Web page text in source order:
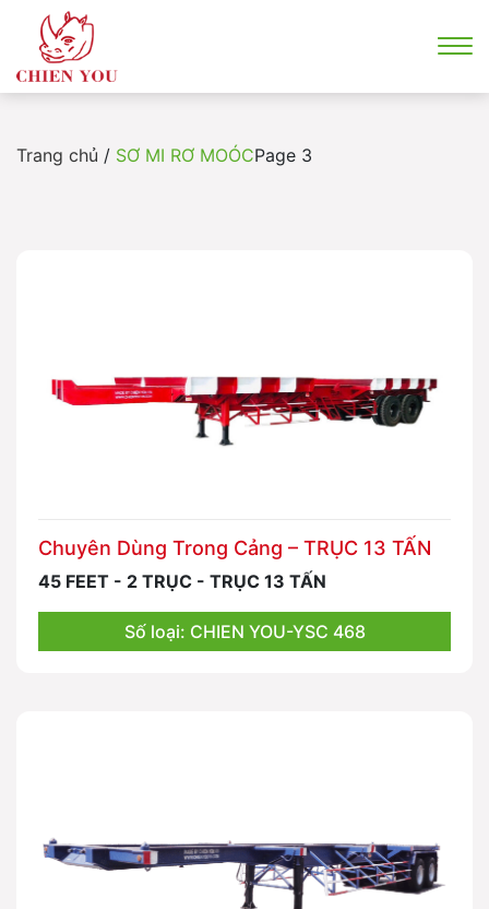
Trang chủ / SƠ MI RƠ MOÓCPage 3
Chuyên Dùng Trong Cảng – TRỤC 13 TẤN
45 FEET - 2 TRỤC - TRỤC 13 TẤN
Số loại: CHIEN YOU-YSC 468